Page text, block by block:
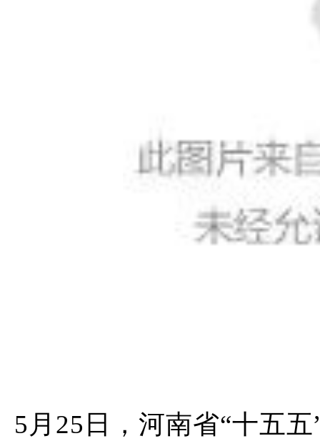
5月25日，河南省“十五